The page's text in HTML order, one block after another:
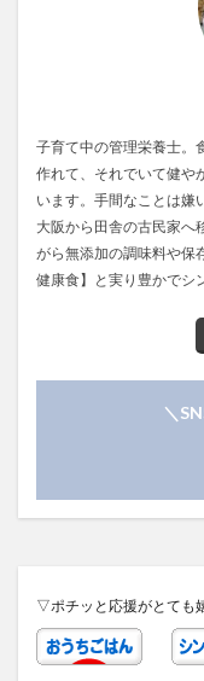
子育て中の管理栄養士。
作れて、それでいて健や
います。手間なことは嫌
大阪から田舎の古民家へ
がら無添加の調味料や保
健康食】と実り豊かでシ
＼
▽ポチッと応援がとても